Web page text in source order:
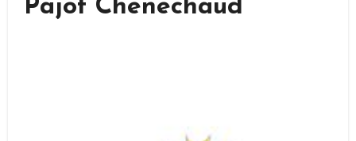
Pajot Chénéchaud